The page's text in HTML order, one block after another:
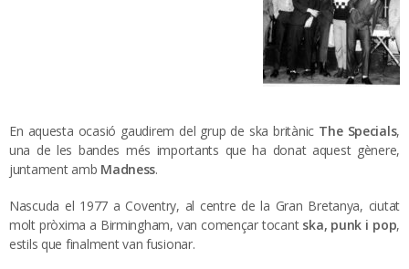
En aquesta ocasió gaudirem del grup de ska britànic The Specials,
una de les bandes més importants que ha donat aquest gènere,
juntament amb Madness.
Nascuda el 1977 a Coventry, al centre de la Gran Bretanya, ciutat
molt pròxima a Birmingham, van començar tocant ska, punk i pop,
estils que finalment van fusionar.